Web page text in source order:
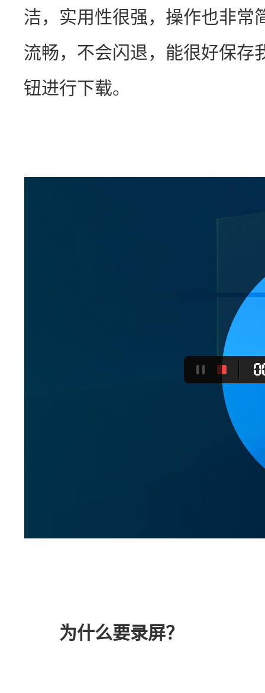
洁，实用性很强，操作也非常
流畅，不会闪退，能很好保存
钮进行下载。
为什么要录屏？